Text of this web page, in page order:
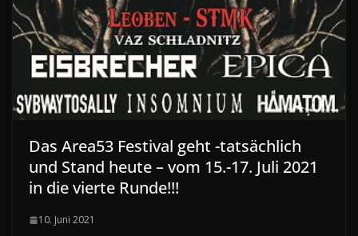
Das Area53 Festival geht -tatsächlich
und Stand heute – vom 15.-17. Juli 2021
in die vierte Runde!!!
10. Juni 2021